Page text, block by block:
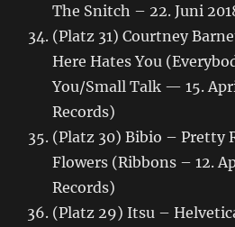
The Snitch – 22. Juni
(Platz 31) Courtney
Here Hates You
You/Small Talk — 15.
Records)
(Platz 30) Bibio – Pretty
Flowers (Ribbons – 12.
Records)
(Platz 29) Itsu –